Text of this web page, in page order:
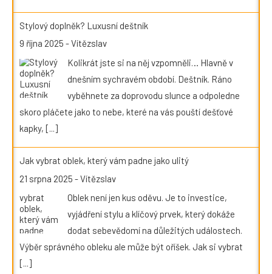
Stylový doplněk? Luxusní deštník
9 října 2025 -Vítězslav
Kolikrát jste si na něj vzpomněli… Hlavně v
dnešním sychravém období. Deštník. Ráno
vyběhnete za doprovodu slunce a odpoledne
skoro pláčete jako to nebe, které na vás pouští dešťové
kapky, [...]
Jak vybrat oblek, který vám padne jako ulitý
21 srpna 2025 -Vítězslav
Oblek není jen kus oděvu. Je to investice,
vyjádření stylu a klíčový prvek, který dokáže
dodat sebevědomí na důležitých událostech.
Výběr správného obleku ale může být oříšek. Jak si vybrat
[...]